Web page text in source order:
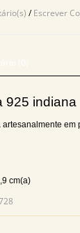
/Escrever
925 indiana
em
cm(a)